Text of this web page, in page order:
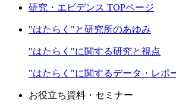
研究・エビデンス TOPページ
"はたらく"と研究所のあゆみ
"はたらく"に関する研究と視点
"はたらく"に関するデータ・レポ
お役立ち資料・セミナー